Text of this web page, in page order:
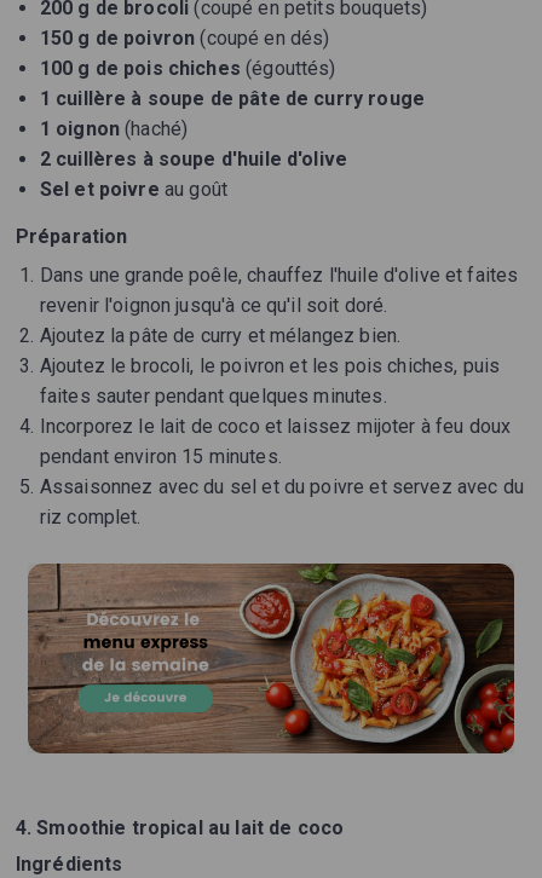
200 g de brocoli (coupé en petits bouquets)
150 g de poivron (coupé en dés)
100 g de pois chiches (égouttés)
1 cuillère à soupe de pâte de curry rouge
1 oignon (haché)
2 cuillères à soupe d'huile d'olive
Sel et poivre au goût
Préparation
Dans une grande poêle, chauffez l'huile d'olive et faites
revenir l'oignon jusqu'à ce qu'il soit doré.
Ajoutez la pâte de curry et mélangez bien.
Ajoutez le brocoli, le poivron et les pois chiches, puis
faites sauter pendant quelques minutes.
Incorporez le lait de coco et laissez mijoter à feu doux
pendant environ 15 minutes.
Assaisonnez avec du sel et du poivre et servez avec du
riz complet.
4. Smoothie tropical au lait de coco
Ingrédients